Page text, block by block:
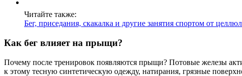
Читайте также:
Бег, приседания, скакалка и другие занятия спортом от
Как бег влияет на прыщи?
Почему после тренировок появляются прыщи? Потовые железы
к этому тесную синтетическую одежду, натирания, грязные